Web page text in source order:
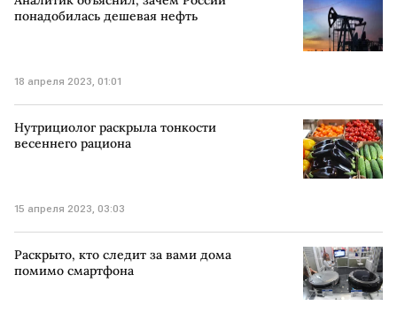
понадобилась дешевая нефть
18 апреля 2023, 01:01
Нутрициолог раскрыла тонкости
весеннего рациона
15 апреля 2023, 03:03
Раскрыто, кто следит за вами дома
помимо смартфона